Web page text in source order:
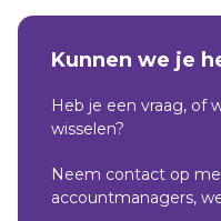
Kunnen we je
Heb je een vraag, of
wisselen?
Neem contact op
accountmanagers,